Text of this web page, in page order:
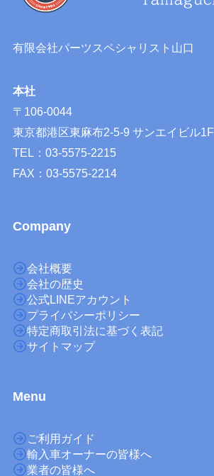
有限会社パーツスペシャリスト山口
本社
〒106-0044
東京都港区東麻布2-5-9 サンエイビル1F
TEL：03-5575-2215
FAX：03-5575-2214
Company
会社概要
会社の歴史
公式LINEアカウント
プライバシーポリシー
特定商取引法に基づく表記
サイトマップ
Menu
ご利用ガイド
輸入車オーナーの皆様へ
業者の皆様へ